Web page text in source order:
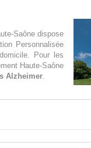
Saône dispose
Personnalisée
Pour les
Haute-Saône
Alzheimer.